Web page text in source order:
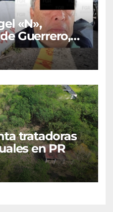
«N»,
Guerrero,
tratadoras
en PR